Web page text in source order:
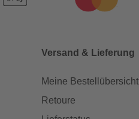
Versand & Lieferung
Meine Bestellübersicht
Retoure